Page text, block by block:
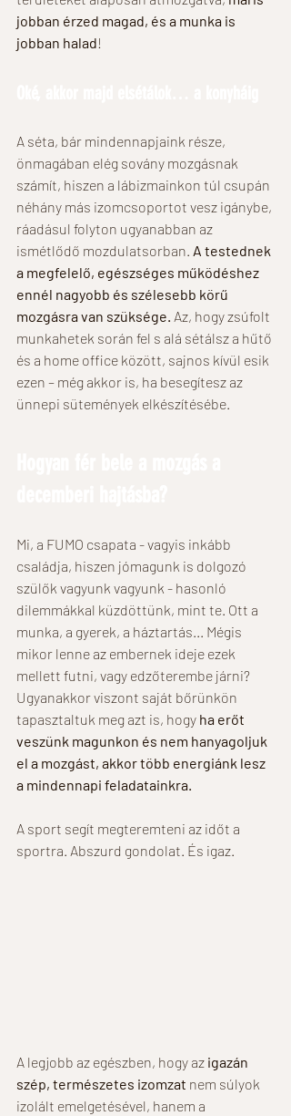
jobban érzed magad, és a munka is
jobban halad!
A séta, bár mindennapjaink része,
önmagában elég sovány mozgásnak
számít, hiszen a lábizmainkon túl csupán
néhány más izomcsoportot vesz igánybe,
ráadásul folyton ugyanabban az
ismétlődő mozdulatsorban. A testednek
a megfelelő, egészséges működéshez
ennél nagyobb és szélesebb körű
mozgásra van szüksége. Az, hogy zsúfolt
munkahetek során fel s alá sétálsz a hűtő
és a home office között, sajnos kívül esik
ezen – még akkor is, ha besegítesz az
ünnepi sütemények elkészítésébe.
Mi, a FUMO csapata - vagyis inkább
családja, hiszen jómagunk is dolgozó
szülők vagyunk vagyunk - hasonló
dilemmákkal küzdöttünk, mint te. Ott a
munka, a gyerek, a háztartás... Mégis
mikor lenne az embernek ideje ezek
mellett futni, vagy edzőterembe járni?
Ugyanakkor viszont saját bőrünkön
tapasztaltuk meg azt is, hogy ha erőt
veszünk magunkon és nem hanyagoljuk
el a mozgást, akkor több energiánk lesz
a mindennapi feladatainkra.
A sport segít megteremteni az időt a
sportra. Abszurd gondolat. És igaz.
A legjobb az egészben, hogy az igazán
szép, természetes izomzat nem súlyok
izolált emelgetésével, hanem a